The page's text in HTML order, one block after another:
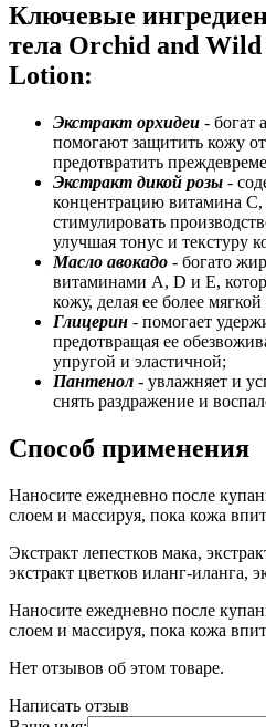
Ключевые
тела Orchid and Wild
Lotion:
Экстракт орхидеи - богат
помогают защитить кожу
предотвратить
Экстракт дикой розы -
концентрацию витамина С,
стимулировать
улучшая тонус и текстуру
Масло авокадо - богато
витаминами A, D и E,
кожу, делая ее более
Глицерин - помогает
предотвращая ее
упругой и эластичной;
Пантенол - увлажняет и
снять раздражение и
Способ применения
Наносите ежедневно после
слоем и массируя, пока кожа
Экстракт лепестков мака,
экстракт цветков иланг-иланга,
Наносите ежедневно после
слоем и массируя, пока кожа
Нет отзывов об этом товаре.
Написать отзыв